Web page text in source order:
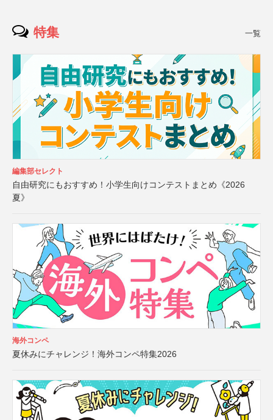
特集 一覧
編集部セレクト
自由研究にもおすすめ！小学生向けコンテストまとめ《2026
夏》
海外コンペ
夏休みにチャレンジ！海外コンペ特集2026